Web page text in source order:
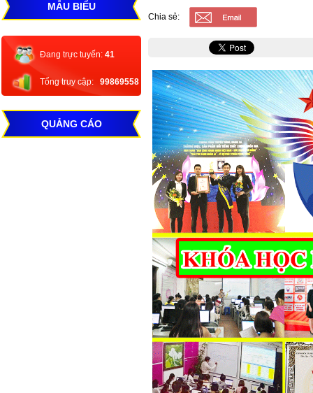
MẪU BIỂU
Đang trực tuyến: 41
Tổng truy cập: 99869558
QUẢNG CÁO
Chia sẻ: